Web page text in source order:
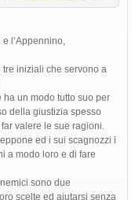
l’Appennino,
iniziali che servono a
un modo tutto suo per
della giustizia spesso
valere le sue ragioni.
ed i sui scagnozzi i
a modo loro e di fare
sono due
scelte ed aiutarsi senza